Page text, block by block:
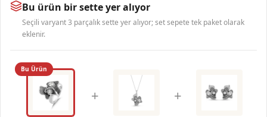
Bu ürün bir sette yer alıyor
Seçili varyant 3 parçalık sette yer alıyor; set sepete tek paket olarak
eklenir.
Bu Ürün
+ +